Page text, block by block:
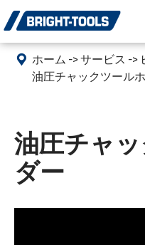
 ホーム サービス
油圧チャックツール
油圧チャ
ダー